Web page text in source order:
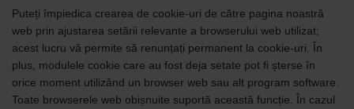
Puteți împiedica crearea de cookie-uri de către pagina noastră
web prin ajustarea setării relevante a browserului web utilizat;
acest lucru vă permite să renunțați permanent la cookie-uri. În
plus, modulele cookie care au fost deja setate pot fi șterse în
orice moment utilizând un browser web sau alt program software.
Toate browserele web obișnuite suportă această funcție. În cazul